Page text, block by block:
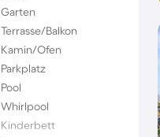
Garten
Terrasse/Balkon
Kamin/Ofen
Parkplatz
Pool
Whirlpool
Kinderbett